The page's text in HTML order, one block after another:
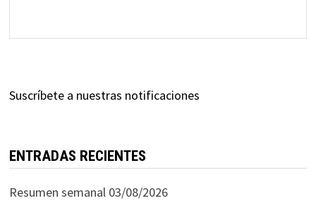
Suscríbete a nuestras notificaciones
ENTRADAS RECIENTES
Resumen semanal 03/08/2026